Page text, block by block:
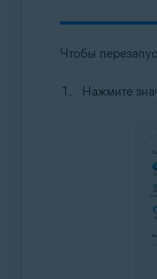
Чтобы
Нажмите